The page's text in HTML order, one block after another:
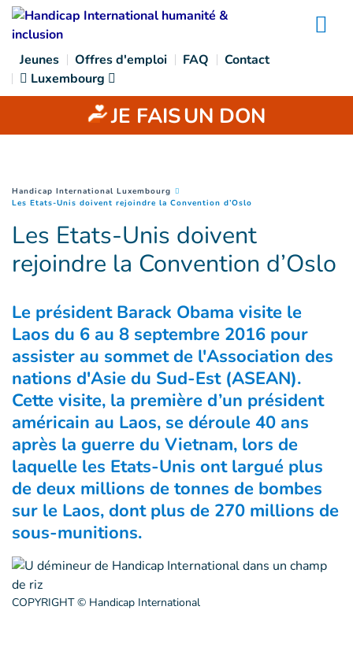
Goto main content
Jeunes Offres d'emploi FAQ
Contact
Luxembourg
JE FAISUN DON
You are here :
Handicap International Luxembourg
Les Etats-Unis doivent rejoindre la Convention d’Oslo
Les Etats-Unis doivent
rejoindre la Convention d’Oslo
Le président Barack Obama visite le
Laos du 6 au 8 septembre 2016 pour
assister au sommet de l'Association des
nations d'Asie du Sud-Est (ASEAN).
Cette visite, la première d’un président
américain au Laos, se déroule 40 ans
après la guerre du Vietnam, lors de
laquelle les Etats-Unis ont largué plus
de deux millions de tonnes de bombes
sur le Laos, dont plus de 270 millions de
sous-munitions.
COPYRIGHT © Handicap International